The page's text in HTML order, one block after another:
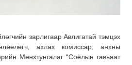
зарлигаар Авлигатай тэмцэх
ахлах комиссар, анхны
Мөнхтунгалаг “Соёлын гавьяат